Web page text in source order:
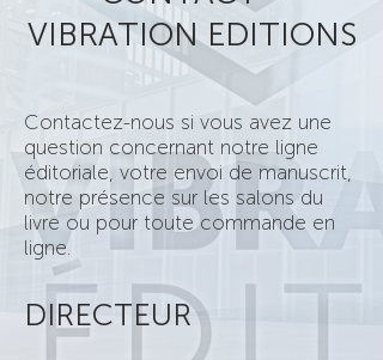
VIBRATION EDITIONS
Contactez-nous si vous avez une
question concernant notre ligne
éditoriale, votre envoi de manuscrit,
notre présence sur les salons du
livre ou pour toute commande en
ligne.
DIRECTEUR